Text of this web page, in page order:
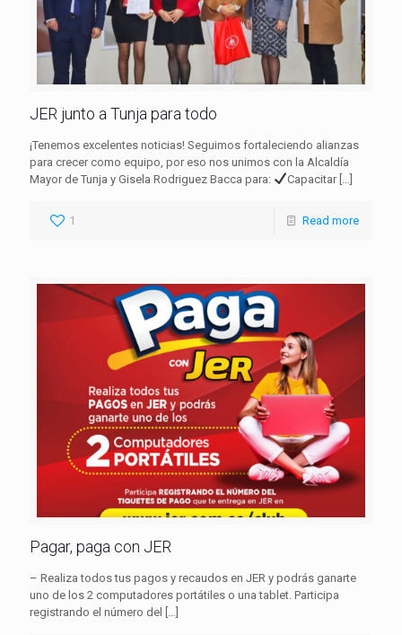
JER junto a Tunja para todo
¡Tenemos excelentes noticias! Seguimos fortaleciendo alianzas
para crecer como equipo, por eso nos unimos con la Alcaldía
Mayor de Tunja y Gisela Rodriguez Bacca para:
Capacitar[…]
1 Read more
Pagar, paga con JER
– Realiza todos tus pagos y recaudos en JER y podrás ganarte
uno de los 2 computadores portátiles o una tablet. Participa
registrando el número del […]